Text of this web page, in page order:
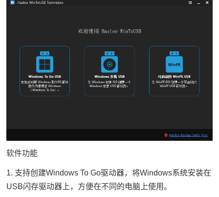
软件功能
1. 支持创建Windows To Go驱动器，将Windows系统安装在
USB闪存驱动器上，方便在不同的电脑上使用。